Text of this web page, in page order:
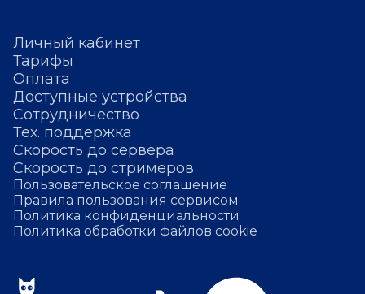
Личный кабинет
Тарифы
Оплата
Доступные устройства
Сотрудничество
Тех. поддержка
Скорость до сервера
Скорость до стримеров
Пользовательское соглашение
Правила пользования сервисом
Политика конфиденциальности
Политика обработки файлов cookie